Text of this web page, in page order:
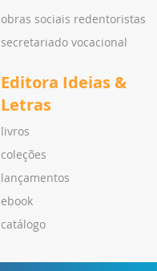
obras sociais redentoristas
secretariado vocacional
Editora Ideias &
Letras
livros
coleções
lançamentos
ebook
catálogo